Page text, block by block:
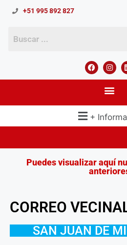
+51 995 892 827
+
Puedes visualizar aquí
CORREO
SAN JUAN DE